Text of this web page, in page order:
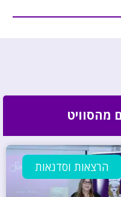
מהסוויט
הרצאות וסדנאות